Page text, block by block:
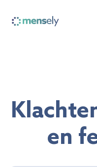
en